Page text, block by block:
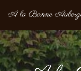
au
principal